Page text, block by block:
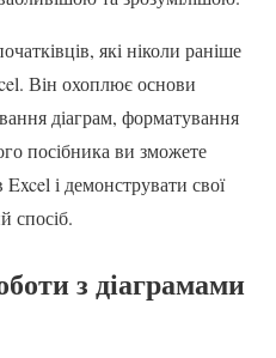
які ніколи раніше
Він охоплює основи
діаграм, форматування
посібника ви зможете
і демонструвати свої
спосіб.
з діаграмами